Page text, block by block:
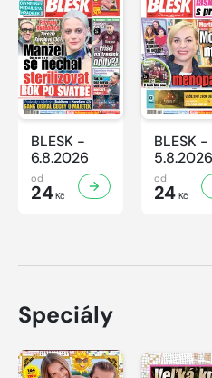
BLESK -
6.8.2026
od
24Kč
BLESK -
5.8.2026
od
24Kč
Speciály